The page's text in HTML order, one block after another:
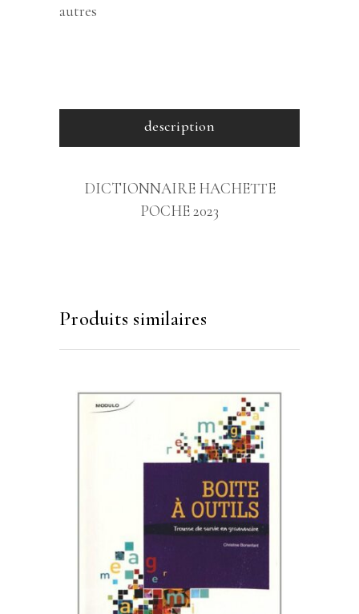
autres
description
DICTIONNAIRE HACHETTE
POCHE 2023
Produits similaires